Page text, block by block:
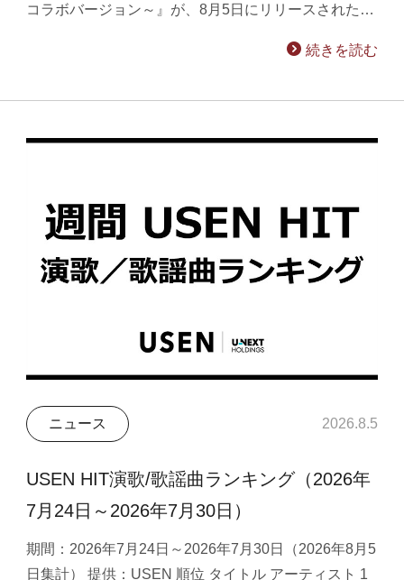
コラボバージョン～』が、8月5日にリリースされた…
続きを読む
ニュース 2026.8.5
USEN HIT演歌/歌謡曲ランキング（2026年
7月24日～2026年7月30日）
期間：2026年7月24日～2026年7月30日（2026年8月5
日集計） 提供：USEN 順位 タイトル アーティスト 1